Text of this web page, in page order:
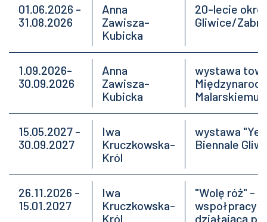
01.06.2026 -
31.08.2026
Anna
Zawisza-
Kubicka
20-lecie
Gliwice/
1.09.2026-
30.09.2026
Anna
Zawisza-
Kubicka
wystawa
Malarskiemu
15.05.2027 -
30.09.2027
Iwa
Kruczkowska-
Król
wystawa
Biennale
26.11.2026 -
15.01.2027
Iwa
Kruczkowska-
Król
"Wolę róż" -
wspołpracy
działającą